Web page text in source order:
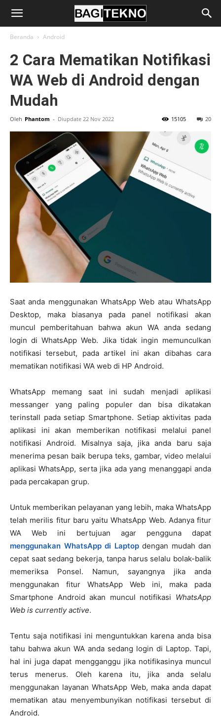
BagiTekno
Beranda Android
2 Cara Mematikan Notifikasi
WA Web di Android dengan
Mudah
Oleh Phantom - Diupdate 22 Nov 2022 20
15105
Saat anda menggunakan WhatsApp Web atau WhatsApp
Desktop, maka biasanya pada panel notifikasi akan
muncul pemberitahuan bahwa akun WA anda sedang
login di WhatsApp Web. Jika tidak ingin memunculkan
notifikasi tersebut, pada artikel ini akan dibahas cara
mematikan notifikasi WA web di HP Android.
WhatsApp memang saat ini sudah menjadi aplikasi
messanger yang paling populer dan bisa dikatakan
terinstall pada setiap Smartphone. Setiap aktivitas pada
aplikasi ini akan memberikan notifikasi melalui panel
notifikasi Android. Misalnya saja, jika anda baru saja
menerima pesan baik berupa teks, gambar, video melalui
aplikasi WhatsApp, serta jika ada yang menanggapi anda
pada percakapan grup.
Untuk memberikan pelayanan yang lebih, maka WhatsApp
telah merilis fitur baru yaitu WhatsApp Web. Adanya fitur
WA Web ini bertujuan agar pengguna dapat
menggunakan WhatsApp di Laptopdengan mudah dan
cepat saat sedang bekerja, tanpa harus selalu bolak-balik
memeriksa Ponsel. Namun, sayangnya jika anda
menggunakan fitur WhatsApp Web ini, maka pada
Smartphone Android akan muncul notifikasi WhatsApp
Web is currently active.
Tentu saja notifikasi ini menguntukkan karena anda bisa
tahu bahwa akun WA anda sedang login di Laptop. Tapi,
hal ini juga dapat mengganggu jika notifikasinya muncul
terus menerus. Oleh karena itu, jika anda selalu
menggunakan layanan WhatsApp Web, maka anda dapat
mematikan atau menyembunyikan notifikasi tersebut di
Android.